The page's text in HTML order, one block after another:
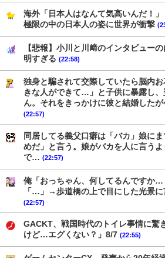
海外「日本人はなんて気高いんだ！
極限の中の日本人の姿に世界が衝撃
【悲報】小川と川﨑のインタビュー
明すぎる (22:58)
独身と騙されて交際していたら脳内
きな人ができて…」と子供に暴露し
ん。それをきっかけに彼と結婚したが
(22:57)
同居してる義父口癖は「バカ」娘に
めだ」と言う。娘がバカを人に言う
で… (22:57)
俺「おっちゃん、何してるんですか
「…」→歩道橋の上で目にした光景
(22:57)
GACKT、戦国時代のトイレ事情に驚
けど…エグくない？」8/7 (22:55)